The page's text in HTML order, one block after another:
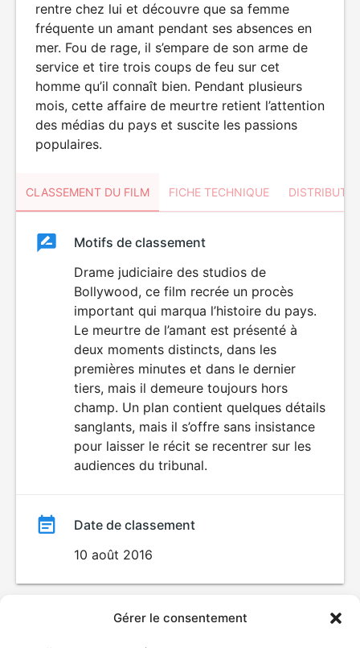
Gérer le consentement
rentre chez lui et découvre que sa femme
fréquente un amant pendant ses absences en
mer. Fou de rage, il s’empare de son arme de
service et tire trois coups de feu sur cet
homme qu’il connaît bien. Pendant plusieurs
mois, cette affaire de meurtre retient l’attention
des médias du pays et suscite les passions
populaires.
CLASSEMENT DU FILM FICHE TECHNIQUE
ClassementClassement
Motifs de classement
Drame judiciaire des studios de
Bollywood, ce film recrée un procès
important qui marqua l’histoire du pays.
Le meurtre de l’amant est présenté à
deux moments distincts, dans les
premières minutes et dans le dernier
tiers, mais il demeure toujours hors
champ. Un plan contient quelques détails
sanglants, mais il s’offre sans insistance
pour laisser le récit se recentrer sur les
audiences du tribunal.
Date de classement
10 août 2016